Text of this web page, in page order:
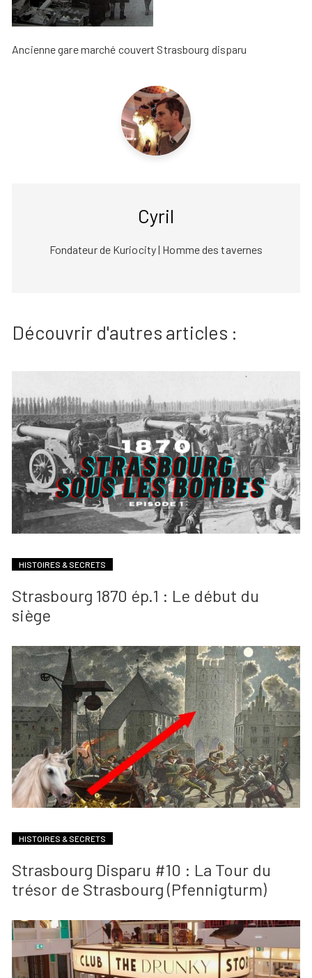
Ancienne gare marché couvert Strasbourg disparu
Cyril
Fondateur de Kuriocity | Homme des tavernes
Découvrir d'autres articles :
HISTOIRES & SECRETS
Strasbourg 1870 ép.1 : Le début du
siège
HISTOIRES & SECRETS
Strasbourg Disparu #10 : La Tour du
trésor de Strasbourg (Pfennigturm)